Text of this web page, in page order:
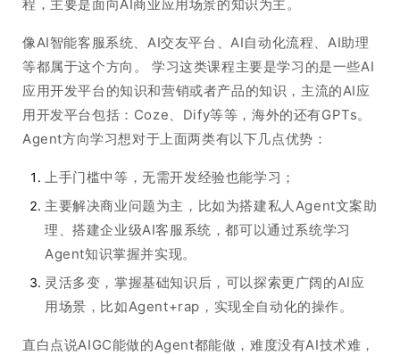
程，主要是面向AI商业应用场景的知识为主。
像AI智能客服系统、AI交友平台、AI自动化流程、AI助理
等都属于这个方向。 学习这类课程主要是学习的是一些AI
应用开发平台的知识和营销或者产品的知识，主流的AI应
用开发平台包括：Coze、Dify等等，海外的还有GPTs。
Agent方向学习想对于上面两类有以下几点优势：
上手门槛中等，无需开发经验也能学习；
主要解决商业问题为主，比如为搭建私人Agent文案助
理、搭建企业级AI客服系统，都可以通过系统学习
Agent知识掌握并实现。
灵活多变，掌握基础知识后，可以探索更广阔的AI应
用场景，比如Agent+rap，实现全自动化的操作。
直白点说AIGC能做的Agent都能做，难度没有AI技术难，